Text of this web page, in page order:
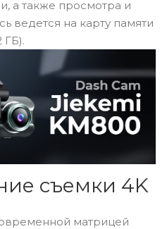
а также просмотра и
ведется на карту памяти
ГБ).
съемки 4K
матрицей